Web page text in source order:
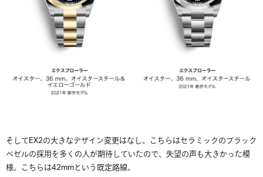
そしてEX2の大きなデザイン変更はなし。こちらはセラミックのブラック
ベゼルの採用を多くの人が期待していたので、失望の声も大きかった模
様。こちらは42mmという既定路線。